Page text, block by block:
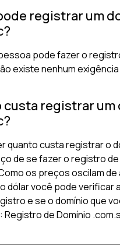
registrar um
pode fazer o
existe nenhum
custa registrar um
quanto custa registrar o
de se fazer o registro de
os preços oscilam de
dólar você pode verificar
e se o domínio que
Registro de Domínio